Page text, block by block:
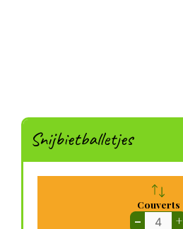
Snijbietballetjes
Couverts
– +